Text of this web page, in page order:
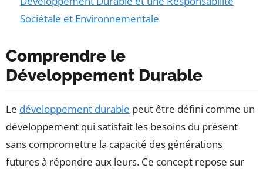
Sociétale et Environnementale
Comprendre le
Développement Durable
Le développement durable peut être défini comme un
développement qui satisfait les besoins du présent
sans compromettre la capacité des générations
futures à répondre aux leurs. Ce concept repose sur